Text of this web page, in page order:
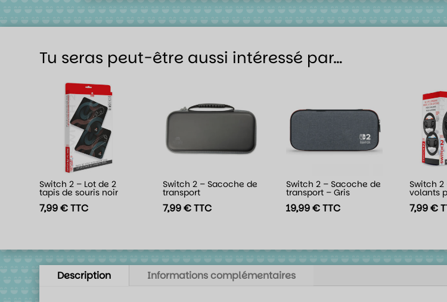
Tu seras peut-être aussi intéressé par…
Switch 2 – Lot de 2
tapis de souris noir
7,99€TTC
Switch 2 – Sacoche de
transport
7,99€TTC
Switch 2 – Sacoche de
transport – Gris
19,99€TTC
Switch 2
volants
7,99€
Description Informations complémentaires